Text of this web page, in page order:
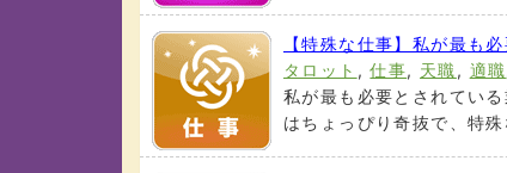
【特殊な仕事】私が最も
タロット ,仕事, 天職, 適職
私が最も必要とされてい
はちょっぴり奇抜で、特